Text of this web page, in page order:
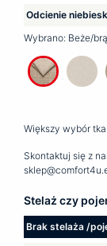
Odcienie
Wybrano: Beże/
Większy wybór
Skontaktuj się z
Stelaż czy
Brak stelaża /